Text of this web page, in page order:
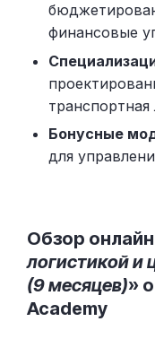
финансовые
транспортная
Бонусные
для
Обзор
логистикой и
(9 месяцев)»
Academy